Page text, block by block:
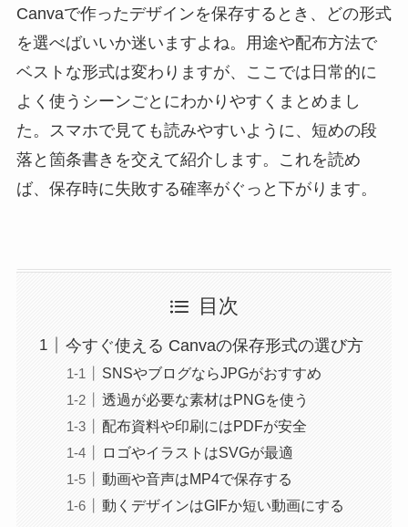
Canvaで作ったデザインを保存するとき、どの形式
を選べばいいか迷いますよね。用途や配布方法で
ベストな形式は変わりますが、ここでは日常的に
よく使うシーンごとにわかりやすくまとめまし
た。スマホで見ても読みやすいように、短めの段
落と箇条書きを交えて紹介します。これを読め
ば、保存時に失敗する確率がぐっと下がります。
目次
今すぐ使える Canvaの保存形式の選び方
SNSやブログならJPGがおすすめ
透過が必要な素材はPNGを使う
配布資料や印刷にはPDFが安全
ロゴやイラストはSVGが最適
動画や音声はMP4で保存する
動くデザインはGIFか短い動画にする